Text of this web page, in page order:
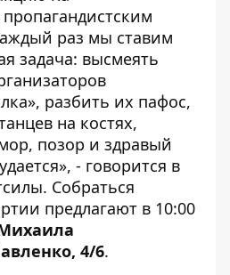
раз мы ставим
задача: высмеять
разбить их пафос,
на костях,
позор и здравый
- говорится в
Собраться
предлагают в 10:00
4/6.